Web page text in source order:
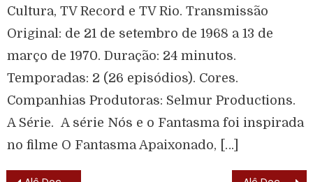
Cultura, TV Record e TV Rio. Transmissão
Original: de 21 de setembro de 1968 a 13 de
março de 1970. Duração: 24 minutos.
Temporadas: 2 (26 episódios). Cores.
Companhias Produtoras: Selmur Productions.
A Série. A série Nós e o Fantasma foi inspirada
no filme O Fantasma Apaixonado, […]